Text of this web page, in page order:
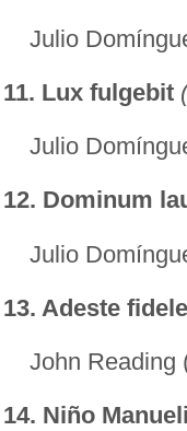
Julio
11. Lux fulgebit
Julio
12. Dominum
Julio
13. Adeste
John Reading
14. Niño